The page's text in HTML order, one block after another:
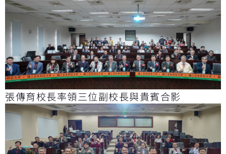
張傳育校長率領三位副校長與貴賓合影